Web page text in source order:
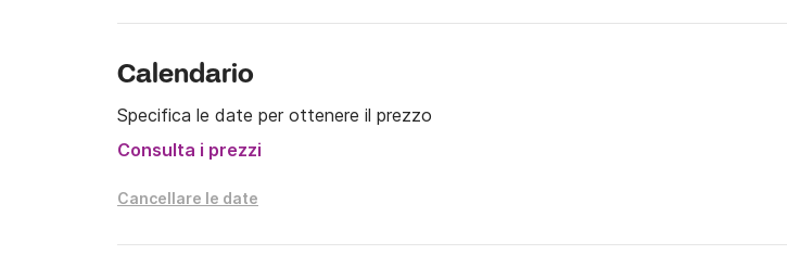
Calendario
Specifica le date per ottenere il prezzo
Consulta i prezzi
Cancellare le date